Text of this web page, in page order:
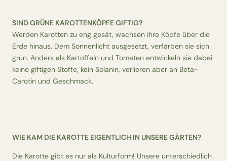
SIND GRÜNE KAROTTENKÖPFE GIFTIG?
Werden Karotten zu eng gesät, wachsen ihre Köpfe über die
Erde hinaus. Dem Sonnenlicht ausgesetzt, verfärben sie sich
grün. Anders als Kartoffeln und Tomaten entwickeln sie dabei
keine giftigen Stoffe, kein Solanin, verlieren aber an Beta-
Carotin und Geschmack.
WIE KAM DIE KAROTTE EIGENTLICH IN UNSERE GÄRTEN?
Die Karotte gibt es nur als Kulturform! Unsere unterschiedlich